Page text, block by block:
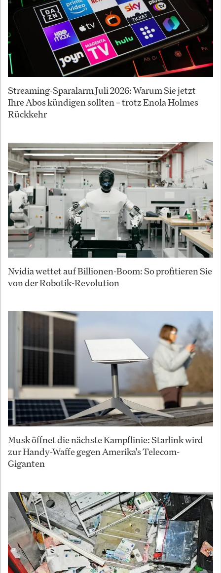
Streaming-Sparalarm Juli 2026: Warum Sie jetzt
Ihre Abos kündigen sollten – trotz Enola Holmes
Rückkehr
Nvidia wettet auf Billionen-Boom: So profitieren Sie
von der Robotik-Revolution
Musk öffnet die nächste Kampflinie: Starlink wird
zur Handy-Waffe gegen Amerika's Telecom-
Giganten